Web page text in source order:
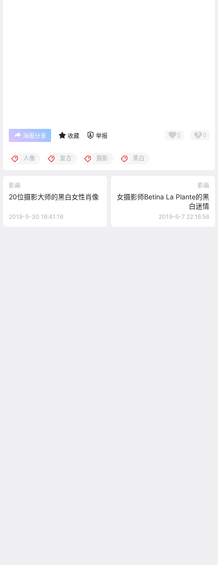
海报分享 收藏 举报 0 0
人像 复古 摄影 黑白
影画
20位摄影大师的黑白女性肖像
2019-5-30 16:41:16
影画
女摄影师Betina La Plante的黑
白迷情
2019-6-7 22:16:56